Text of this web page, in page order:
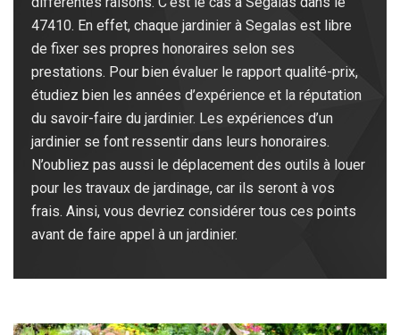
47410. En effet, chaque jardinier à Segalas est libre
de fixer ses propres honoraires selon ses
prestations. Pour bien évaluer le rapport qualité-prix,
étudiez bien les années d’expérience et la réputation
du savoir-faire du jardinier. Les expériences d’un
jardinier se font ressentir dans leurs honoraires.
N’oubliez pas aussi le déplacement des outils à louer
pour les travaux de jardinage, car ils seront à vos
frais. Ainsi, vous devriez considérer tous ces points
avant de faire appel à un jardinier.